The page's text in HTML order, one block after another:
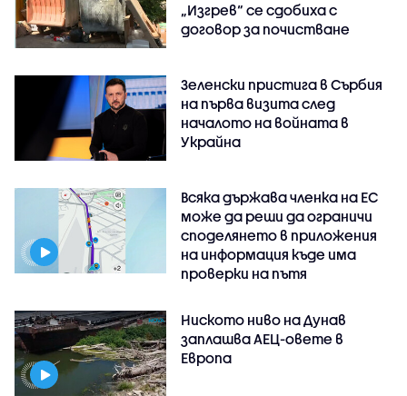
„Изгрев“ се сдобиха с
договор за почистване
Зеленски пристига в Сърбия
на първа визита след
началото на войната в
Украйна
Всяка държава членка на ЕС
може да реши да ограничи
споделянето в приложения
на информация къде има
проверки на пътя
Ниското ниво на Дунав
заплашва АЕЦ-овете в
Европа